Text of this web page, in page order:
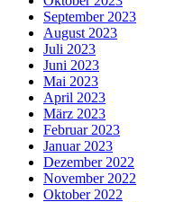
September 2023
August 2023
Juli 2023
Juni 2023
Mai 2023
April 2023
März 2023
Februar 2023
Januar 2023
Dezember 2022
November 2022
Oktober 2022